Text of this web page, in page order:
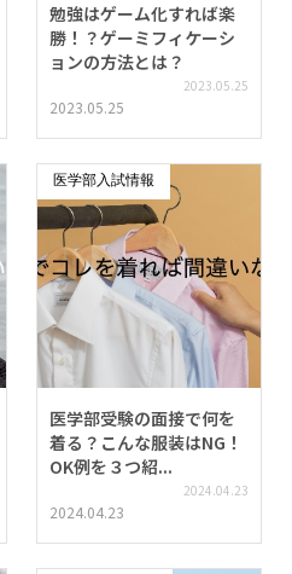
勉強はゲーム化すれば楽
勝！？ゲーミフィケーシ
ョンの方法とは？
2023.05.25
2023.05.25
医学部入試情報
医学部受験の面接で何を
着る？こんな服装はNG！
OK例を３つ紹...
2024.04.23
2024.04.23